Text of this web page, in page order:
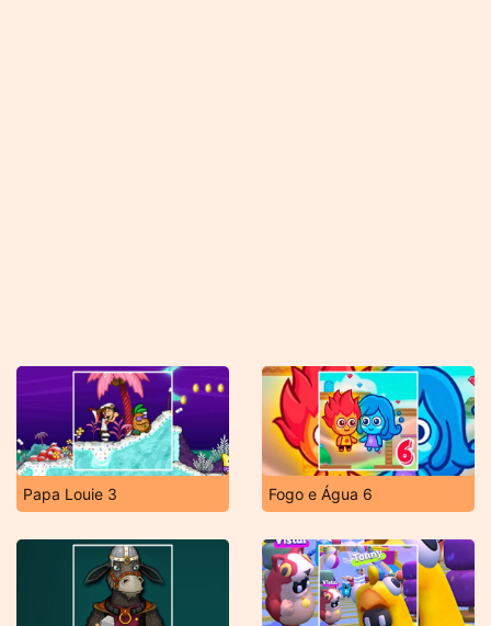
Papa Louie 3 Fogo e Água 6